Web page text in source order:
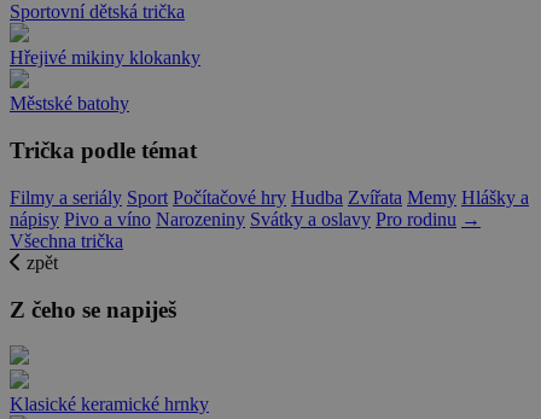
Sportovní dětská trička
Hřejivé mikiny klokanky
Městské batohy
Trička podle témat
Filmy a seriály Sport Počítačové hry Hudba Zvířata Memy Hlášky a
nápisy Pivo a víno Narozeniny Svátky a oslavy Pro rodinu →
Všechna trička
zpět
Z čeho se napiješ
Klasické keramické hrnky